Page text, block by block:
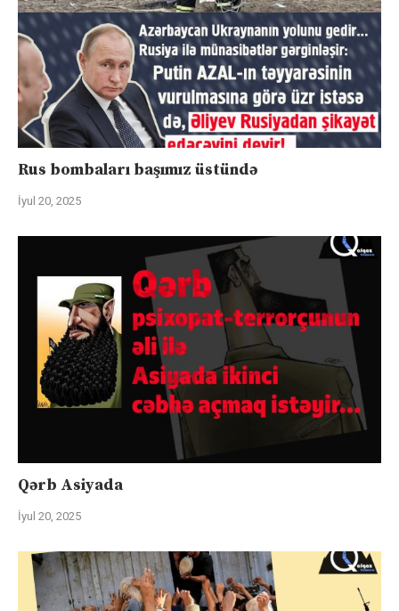
Rus bombaları başımız üstündə
İyul 20, 2025
Qərb Asiyada
İyul 20, 2025